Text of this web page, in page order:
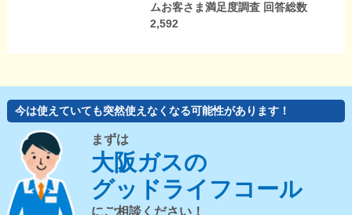
ムお客さま満足度調査 回答総数
2,592
今は使えていても突然使えなくなる可能性があります！
まずは
大阪ガスの
グッドライフコール
にご相談ください！